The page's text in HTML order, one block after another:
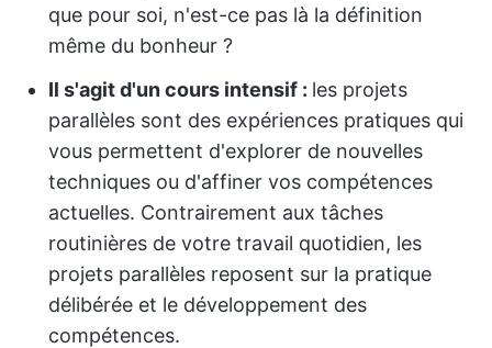
que pour soi, n'est-ce pas là la définition
même du bonheur ?
Il s'agit d'un cours intensif : les projets
parallèles sont des expériences pratiques qui
vous permettent d'explorer de nouvelles
techniques ou d'affiner vos compétences
actuelles. Contrairement aux tâches
routinières de votre travail quotidien, les
projets parallèles reposent sur la pratique
délibérée et le développement des
compétences.